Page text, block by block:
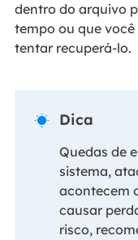
dentro do arquivo
tempo ou que
tentar recuperá-lo.
 Dica
Quedas de
sistema,
acontecem
causar
risco,